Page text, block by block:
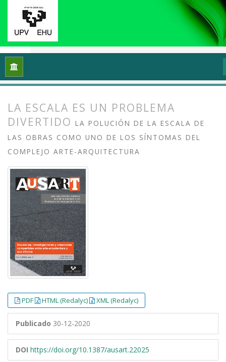
Inicio Vol. 8 Núm. 2 (2020): Docencias,
LA ESCALA ES UN PROBLEMA
DIVERTIDO LA POLUCIÓN DE LA ESCALA DE
LAS OBRAS COMO UNO DE LOS SÍNTOMAS DEL
COMPLEJO ARTE-ARQUITECTURA
PDF HTML (Redalyc) XML (Redalyc)
Publicado 30-12-2020
DOI https://doi.org/10.1387/ausart.22025